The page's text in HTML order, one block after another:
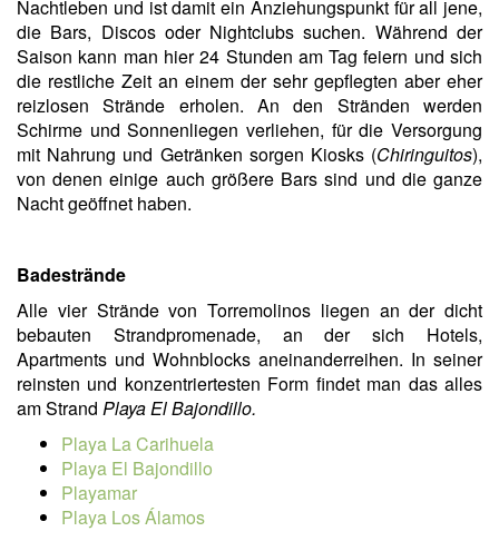
Nachtleben und ist damit ein Anziehungspunkt für all jene,
die Bars, Discos oder Nightclubs suchen. Während der
Saison kann man hier 24 Stunden am Tag feiern und sich
die restliche Zeit an einem der sehr gepflegten aber eher
reizlosen Strände erholen. An den Stränden werden
Schirme und Sonnenliegen verliehen, für die Versorgung
mit Nahrung und Getränken sorgen Kiosks (Chiringuitos),
von denen einige auch größere Bars sind und die ganze
Nacht geöffnet haben.
Badestrände
Alle vier Strände von Torremolinos liegen an der dicht
bebauten Strandpromenade, an der sich Hotels,
Apartments und Wohnblocks aneinanderreihen. In seiner
reinsten und konzentriertesten Form findet man das alles
am Strand Playa El Bajondillo.
Playa La Carihuela
Playa El Bajondillo
Playamar
Playa Los Álamos